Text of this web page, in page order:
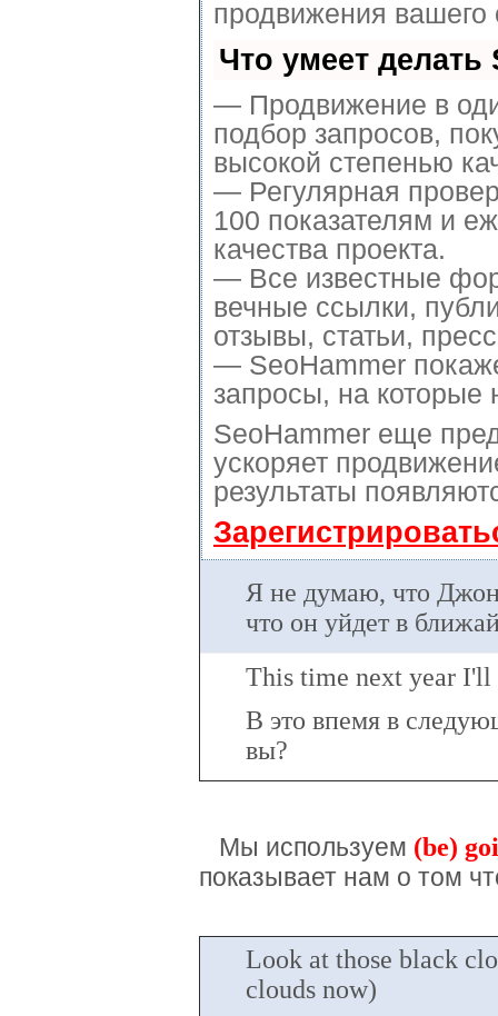
продвижения вашего
Что умеет делать
— Продвижение в
подбор запросов,
высокой степенью
— Регулярная
100 показателям и
качества проекта.
— Все известные
вечные ссылки,
отзывы, статьи,
— SeoHammer
запросы, на которые
SeoHammer еще
ускоряет
результаты
Я не думаю, что Джон
что он уйдет в
This time next year I'll
В это впемя в
вы?
Мы используем (be)
показывает нам о том
Look at those black
clouds now)